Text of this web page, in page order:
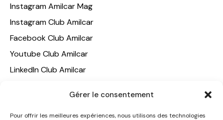
Gérer le consentement
Pour offrir les meilleures expériences, nous utilisons des technologies
Instagram Amilcar Mag
Instagram Club Amilcar
Facebook Club Amilcar
Youtube Club Amilcar
LinkedIn Club Amilcar
NOTRE GROUPE
ACCUEIL